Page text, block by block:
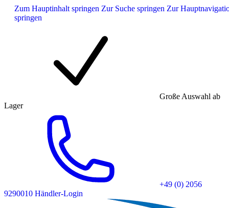
Zum Hauptinhalt springen Zur Suche springen Zur
springen
Große Auswahl ab
Lager
+49 (0) 2056
9290010 Händler-Login